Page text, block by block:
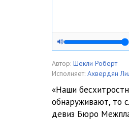
Автор: Шекли Роберт
Исполняет: Ахвердян
«Наши
обнаруживают, то
девиз Бюро